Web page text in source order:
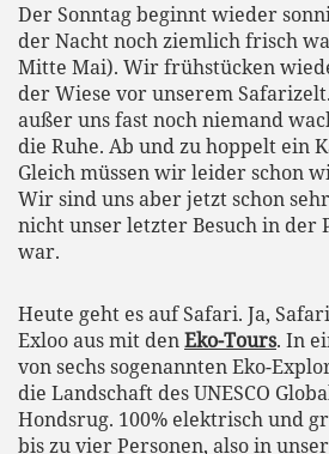
Der Sonntag beginnt wieder
der Nacht noch ziemlich frisch
Mitte Mai). Wir frühstücken
der Wiese vor unserem
außer uns fast noch niemand
die Ruhe. Ab und zu hoppelt ein
Gleich müssen wir leider schon
Wir sind uns aber jetzt schon
nicht unser letzter Besuch in der
war.
Heute geht es auf Safari. Ja,
Exloo aus mit denEko-Tours. In
von sechs sogenannten Eko-
die Landschaft des UNESCO
Hondsrug. 100% elektrisch und
bis zu vier Personen, also in